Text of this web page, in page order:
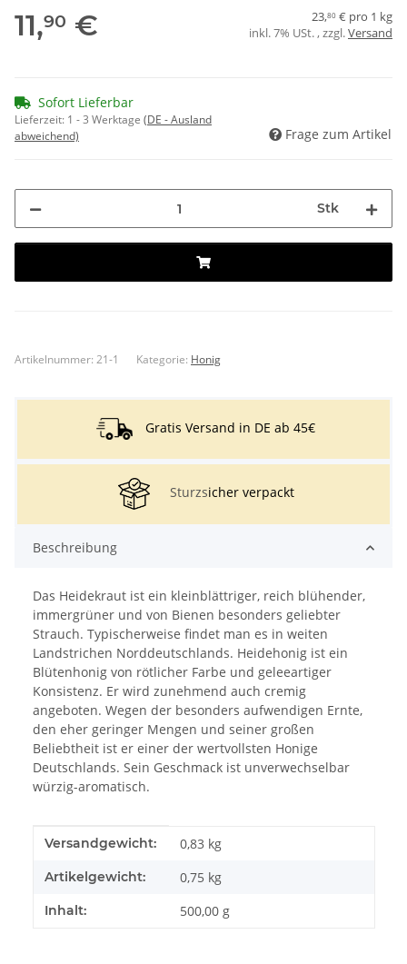
11,90 € 23,80 € pro 1 kg
inkl. 7% USt. , zzgl.Versand
Sofort Lieferbar
Lieferzeit: 1 - 3 Werktage (DE - Ausland
abweichend)
Frage zum Artikel
Stk
Artikelnummer: 21-1 Kategorie: Honig
Gratis Versand in DE ab 45€
Sturzsicher verpackt
Beschreibung
Das Heidekraut ist ein kleinblättriger, reich blühender,
immergrüner und von Bienen besonders geliebter
Strauch. Typischerweise findet man es in weiten
Landstrichen Norddeutschlands. Heidehonig ist ein
Blütenhonig von rötlicher Farbe und geleeartiger
Konsistenz. Er wird zunehmend auch cremig
angeboten. Wegen der besonders aufwendigen Ernte,
den eher geringer Mengen und seiner großen
Beliebtheit ist er einer der wertvollsten Honige
Deutschlands. Sein Geschmack ist unverwechselbar
würzig-aromatisch.
Produkteigenschaft
Wert
Versandgewicht: 0,83 kg
Artikelgewicht: 0,75 kg
Inhalt: 500,00 g